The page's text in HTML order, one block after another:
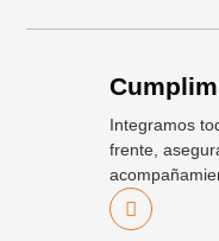
Integramos
frente,